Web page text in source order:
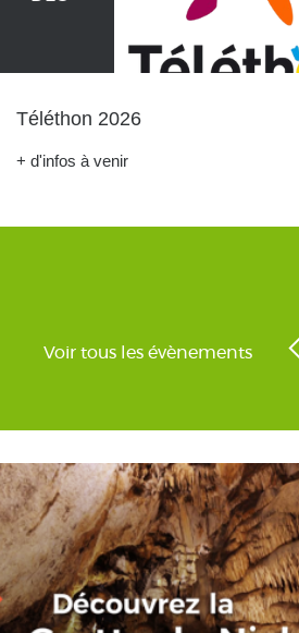
Téléthon 2026
+ d'infos à venir
Voir tous les évènements